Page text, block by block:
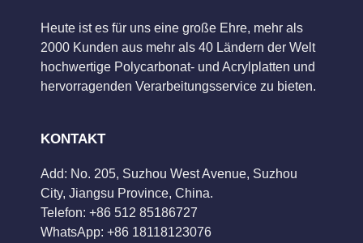
Heute ist es für uns eine große Ehre, mehr als
2000 Kunden aus mehr als 40 Ländern der Welt
hochwertige Polycarbonat- und Acrylplatten und
hervorragenden Verarbeitungsservice zu bieten.
KONTAKT
Add: No. 205, Suzhou West Avenue, Suzhou
City, Jiangsu Province, China.
Telefon: +86 512 85186727
WhatsApp: +86 18118123076